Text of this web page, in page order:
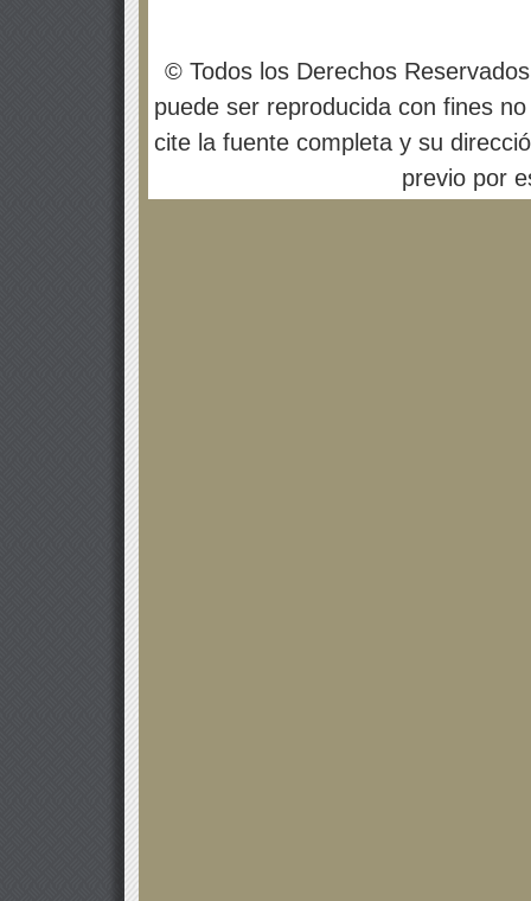
© Todos los Derechos
puede ser reproducida con fines
cite la fuente completa y su
previo por